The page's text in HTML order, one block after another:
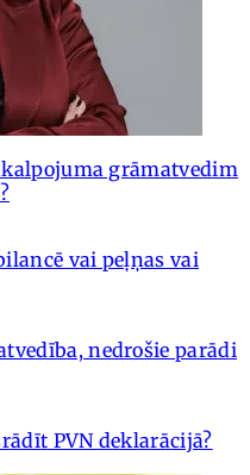
grāmatvedim
vai peļņas vai
nedrošie parādi
PVN deklarācijā?